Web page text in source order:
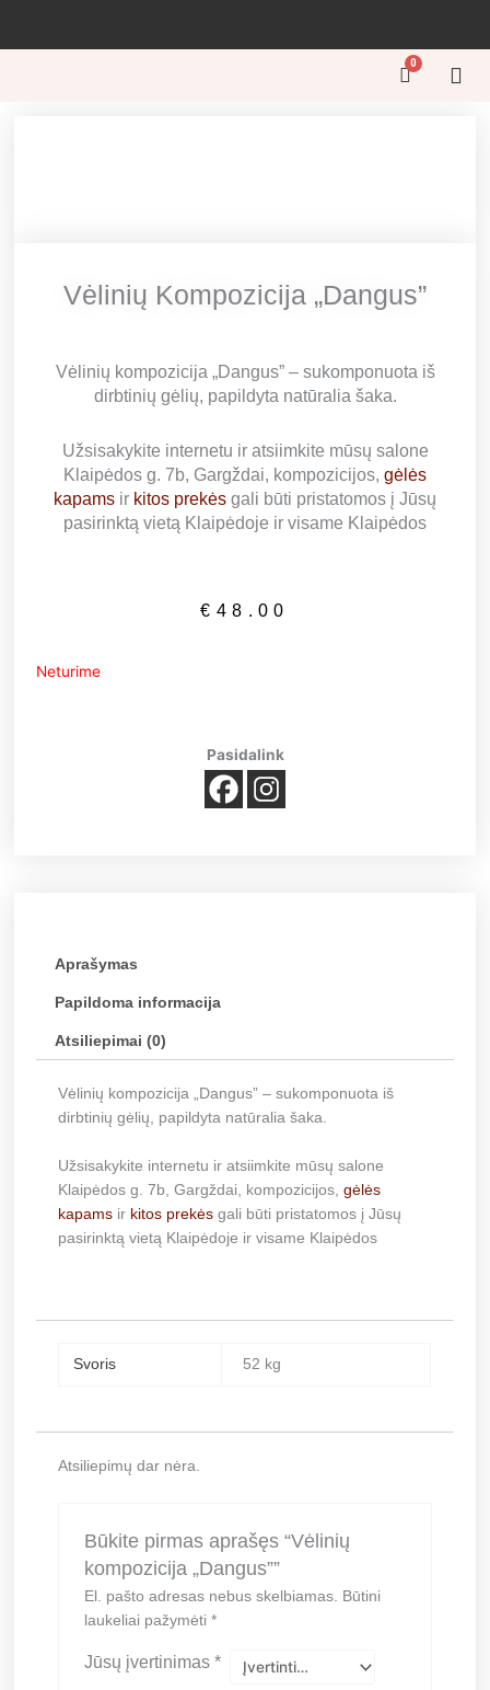
0
Cart
Vėlinių Kompozicija „Dangus”
Vėlinių kompozicija „Dangus” – sukomponuota iš
dirbtinių gėlių, papildyta natūralia šaka.
Užsisakykite internetu ir atsiimkite mūsų salone
Klaipėdos g. 7b, Gargždai, kompozicijos, gėlės
kapams ir kitos prekės gali būti pristatomos į Jūsų
pasirinktą vietą Klaipėdoje ir visame Klaipėdos
€ 48.00
Neturime
Pasidalink
Aprašymas
Papildoma informacija
Atsiliepimai (0)
Vėlinių kompozicija „Dangus” – sukomponuota iš
dirbtinių gėlių, papildyta natūralia šaka.
Užsisakykite internetu ir atsiimkite mūsų salone
Klaipėdos g. 7b, Gargždai, kompozicijos,gėlės
kapams ir kitos prekės gali būti pristatomos į Jūsų
pasirinktą vietą Klaipėdoje ir visame Klaipėdos
Svoris 52 kg
Atsiliepimų dar nėra.
Būkite pirmas aprašęs “Vėlinių
kompozicija „Dangus””
El. pašto adresas nebus skelbiamas. Būtini
laukeliai pažymėti*
Jūsų įvertinimas*